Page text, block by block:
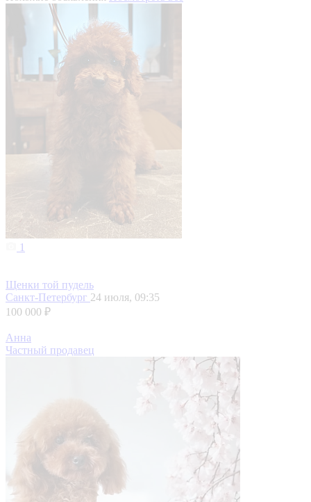
1
Щенки той пудель
Санкт-Петербург 24 июля, 09:35
100 000 ₽
Анна
Частный продавец